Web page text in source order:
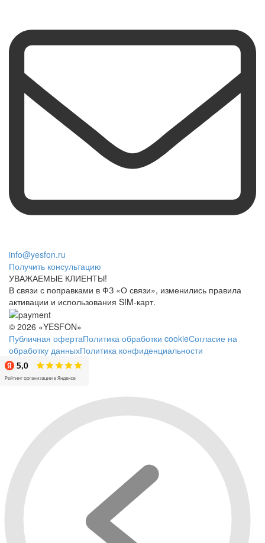
info@yesfon.ru
Получить консультацию
УВАЖАЕМЫЕ КЛИЕНТЫ!
В связи с поправками в ФЗ «О связи», изменились правила
активации и использования SIM-карт.
© 2026 «YESFON»
Публичная офертаПолитика обработки cookieСогласие на
обработку данныхПолитика конфиденциальности